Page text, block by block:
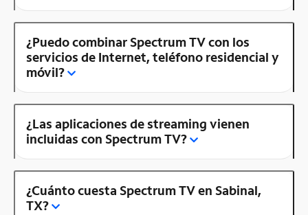
¿Puedo combinar Spectrum TV con los
servicios de Internet, teléfono residencial y
móvil?
¿Las aplicaciones de streaming vienen
incluidas con Spectrum TV?
¿Cuánto cuesta Spectrum TV en Sabinal,
TX?